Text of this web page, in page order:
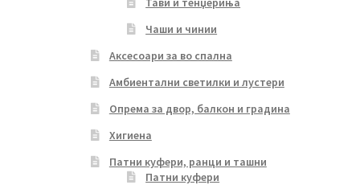
Чаши и чинии
Аксесоари за во спална
Амбиентални светилки и лустери
Опрема за двор, балкон и градина
Хигиена
Патни куфери, ранци и ташни
Патни куфери